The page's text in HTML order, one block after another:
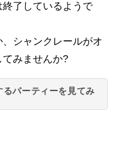
了しているようで
シャンクレールがオ
みませんか?
パーティーを見てみ